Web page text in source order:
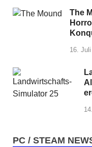
The
16.
PC / STEAM